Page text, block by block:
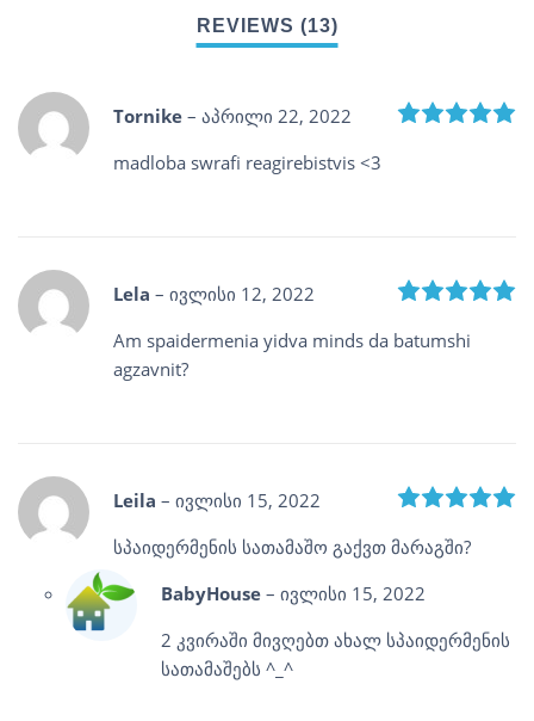
Tornike – აპრილი 22, 2022
madloba swrafi reagirebistvis <3
Lela – ივლისი 12, 2022
Am spaidermenia yidva minds da batumshi
agzavnit?
Leila – ივლისი 15, 2022
სპაიდერმენის სათამაშო გაქვთ მარაგში?
BabyHouse – ივლისი 15, 2022
2 კვირაში მივღებთ ახალ სპაიდერმენის
სათამაშებს ^_^